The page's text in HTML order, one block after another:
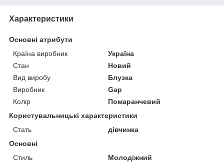
Характеристики
Основні атрибути
Країна виробник
Україна
Стан
Новий
Вид виробу
Блузка
Виробник
Gap
Колір
Помаранчевий
Користувальницькі характеристики
Стать
дівчинка
Основні
Стиль
Молодіжний